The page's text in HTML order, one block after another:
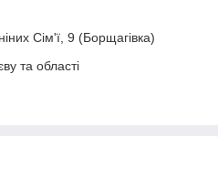
Сім'ї, 9 (Борщагівка)
та області